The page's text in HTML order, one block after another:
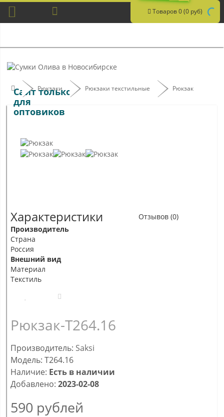
Товаров 0 (0 руб)
Сайт только
для
оптовиков
Рюкзаки Рюкзаки текстильные Рюкзак
Характеристики
Отзывов (0)
Производитель
Страна
Россия
Внешний вид
Материал
Текстиль
Рюкзак-T264.16
Производитель: Saksi
Модель: T264.16
Наличие: Есть в наличии
Добавлено: 2023-02-08
590 рублей